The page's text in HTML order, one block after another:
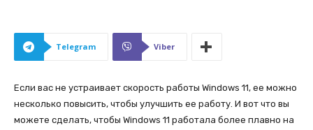
Telegram Viber
Если вас не устраивает скорость работы Windows 11, ее можно
несколько повысить, чтобы улучшить ее работу. И вот что вы
можете сделать, чтобы Windows 11 работала более плавно на